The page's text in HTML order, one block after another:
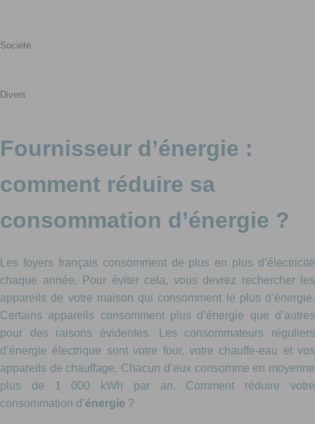
Société
Divers
Fournisseur d’énergie :
comment réduire sa
consommation d’énergie ?
Les foyers français consomment de plus en plus d’électricité
chaque année. Pour éviter cela, vous devrez rechercher les
appareils de votre maison qui consomment le plus d’énergie.
Certains appareils consomment plus d’énergie que d’autres
pour des raisons évidentes. Les consommateurs réguliers
d’énergie électrique sont votre four, votre chauffe-eau et vos
appareils de chauffage. Chacun d’eux consomme en moyenne
plus de 1 000 kWh par an. Comment réduire votre
consommation d’énergie ?